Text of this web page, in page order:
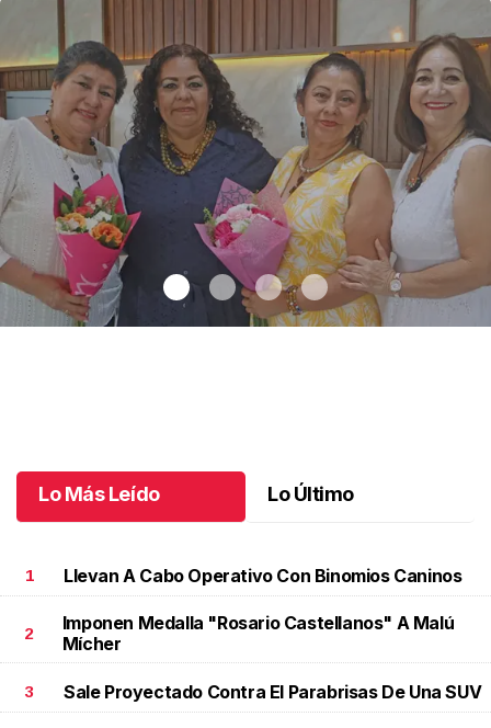
Lo Más Leído Lo Último
1 Llevan A Cabo Operativo Con Binomios Caninos
2
Imponen Medalla "Rosario Castellanos" A Malú
Mícher
3 Sale Proyectado Contra El Parabrisas De Una SUV